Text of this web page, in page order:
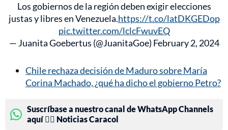
Los gobiernos de la región deben exigir elecciones
justas y libres en Venezuela.https://t.co/latDKGEDop
pic.twitter.com/lclcFwuvEQ
— Juanita Goebertus (@JuanitaGoe) February 2, 2024
Chile rechaza decisión de Maduro sobre María
Corina Machado, ¿qué ha dicho el gobierno Petro?
Suscríbase a nuestro canal de WhatsApp Channels
aquí 👉🏻 Noticias Caracol